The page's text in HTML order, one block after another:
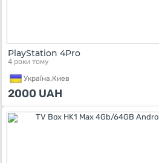
PlayStation 4Pro
4 роки тому
Україна,Киев
2000 UAH